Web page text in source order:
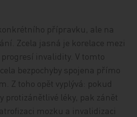
přípravku, ale na
Zcela jasná je korelace mezi
invalidity. V tomto
bezpochyby spojena přímo
Z toho opět vyplývá: pokud
protizánětlivé léky, pak zánět
mozku a invalidizaci